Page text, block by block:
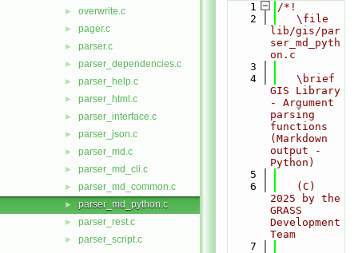
► overwrite.c
► pager.c
► parser.c
► parser_dependencies.c
► parser_help.c
► parser_html.c
► parser_interface.c
► parser_json.c
► parser_md.c
► parser_md_cli.c
► parser_md_common.c
► parser_md_python.c
► parser_rest.c
► parser_script.c
    1
/*!
    2
   \file
lib/gis/par
ser_md_pyth
on.c
    3
    4
   \brief
GIS Library
- Argument
parsing
functions
(Markdown
output -
Python)
    5
    6
   (C)
2025 by the
GRASS
Development
Team
    7